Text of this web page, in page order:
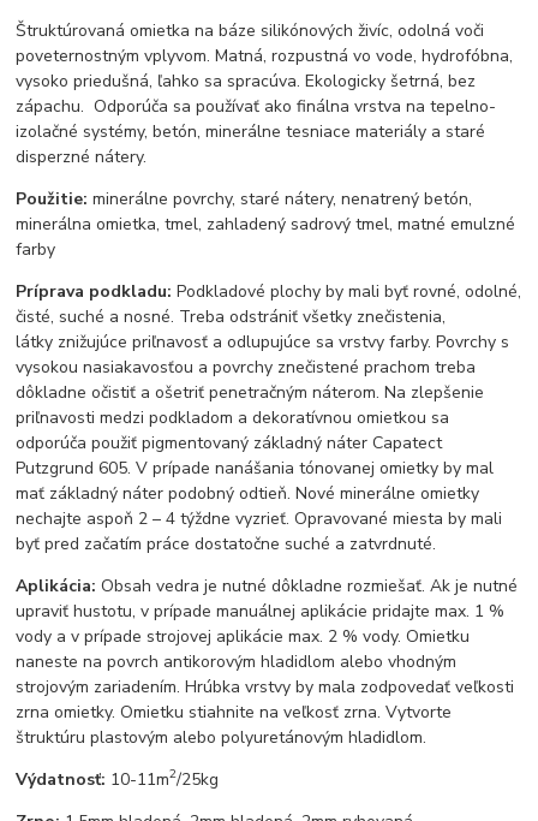
Štruktúrovaná omietka na báze silikónových živíc, odolná voči
poveternostným vplyvom. Matná, rozpustná vo vode, hydrofóbna,
vysoko priedušná, ľahko sa spracúva. Ekologicky šetrná, bez
zápachu. Odporúča sa používať ako finálna vrstva na tepelno-
izolačné systémy, betón, minerálne tesniace materiály a staré
disperzné nátery.
Použitie: minerálne povrchy, staré nátery, nenatrený betón,
minerálna omietka, tmel, zahladený sadrový tmel, matné emulzné
farby
Príprava podkladu: Podkladové plochy by mali byť rovné, odolné,
čisté, suché a nosné. Treba odstrániť všetky znečistenia,
látky znižujúce priľnavosť a odlupujúce sa vrstvy farby. Povrchy s
vysokou nasiakavosťou a povrchy znečistené prachom treba
dôkladne očistiť a ošetriť penetračným náterom. Na zlepšenie
priľnavosti medzi podkladom a dekoratívnou omietkou sa
odporúča použiť pigmentovaný základný náter Capatect
Putzgrund 605. V prípade nanášania tónovanej omietky by mal
mať základný náter podobný odtieň. Nové minerálne omietky
nechajte aspoň 2 – 4 týždne vyzrieť. Opravované miesta by mali
byť pred začatím práce dostatočne suché a zatvrdnuté.
Aplikácia: Obsah vedra je nutné dôkladne rozmiešať. Ak je nutné
upraviť hustotu, v prípade manuálnej aplikácie pridajte max. 1 %
vody a v prípade strojovej aplikácie max. 2 % vody. Omietku
naneste na povrch antikorovým hladidlom alebo vhodným
strojovým zariadením. Hrúbka vrstvy by mala zodpovedať veľkosti
zrna omietky. Omietku stiahnite na veľkosť zrna. Vytvorte
štruktúru plastovým alebo polyuretánovým hladidlom.
Výdatnosť: 10-11m2/25kg